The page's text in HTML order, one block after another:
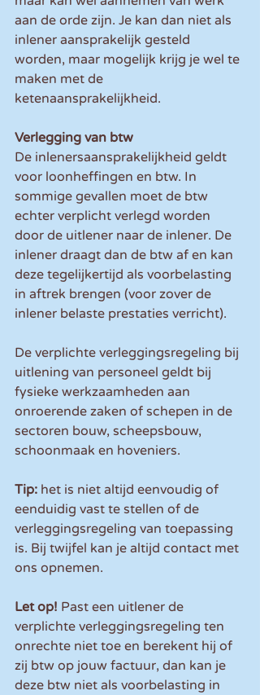
aan de orde zijn. Je kan dan niet als
inlener aansprakelijk gesteld
worden, maar mogelijk krijg je wel te
maken met de
ketenaansprakelijkheid.
Verlegging van btw
De inlenersaansprakelijkheid geldt
voor loonheffingen en btw. In
sommige gevallen moet de btw
echter verplicht verlegd worden
door de uitlener naar de inlener. De
inlener draagt dan de btw af en kan
deze tegelijkertijd als voorbelasting
in aftrek brengen (voor zover de
inlener belaste prestaties verricht).
De verplichte verleggingsregeling bij
uitlening van personeel geldt bij
fysieke werkzaamheden aan
onroerende zaken of schepen in de
sectoren bouw, scheepsbouw,
schoonmaak en hoveniers.
Tip: het is niet altijd eenvoudig of
eenduidig vast te stellen of de
verleggingsregeling van toepassing
is. Bij twijfel kan je altijd contact met
ons opnemen.
Let op! Past een uitlener de
verplichte verleggingsregeling ten
onrechte niet toe en berekent hij of
zij btw op jouw factuur, dan kan je
deze btw niet als voorbelasting in